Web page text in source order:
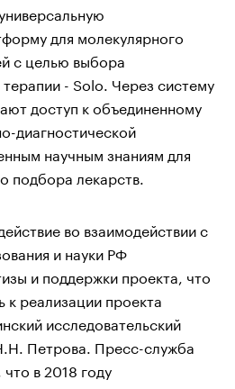
для молекулярного
с целью выбора
- Solo. Через систему
доступ к объединенному
диагностической
научным знаниям для
подбора лекарств.
во взаимодействии с
и науки РФ
и поддержки проекта, что
к реализации проекта
исследовательский
Петрова. Пресс-служба
в 2018 году